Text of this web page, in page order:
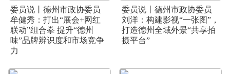
委员说丨德州市政协委员
牟健秀：打出“展会+网红
联动”组合拳 提升“德州
味”品牌辨识度和市场竞争
力
委员说丨德州市政协委员
刘洋：构建影视“一张图”，
打造德州全域外景“共享拍
摄平台”